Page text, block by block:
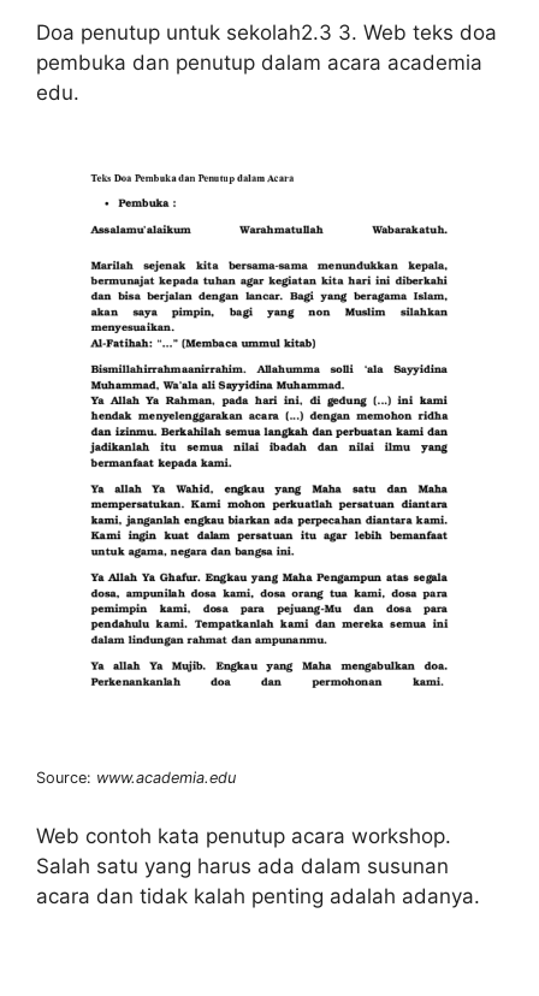
Doa penutup untuk sekolah2.3 3. Web teks doa
pembuka dan penutup dalam acara academia
edu.
Source: www.academia.edu
Web contoh kata penutup acara workshop.
Salah satu yang harus ada dalam susunan
acara dan tidak kalah penting adalah adanya.